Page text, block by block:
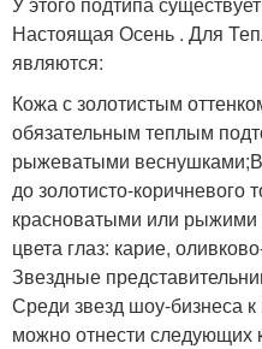
Настоящая Осень . Для
являются:
Кожа с золотистым
обязательным теплым
рыжеватыми
до золотисто-коричневого
красноватыми или
цвета глаз: карие,
Звездные
Среди звезд шоу-бизнеса
можно отнести следующих